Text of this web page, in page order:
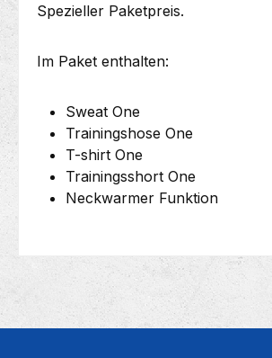
Spezieller Paketpreis.
Im Paket enthalten:
Sweat One
Trainingshose One
T-shirt One
Trainingsshort One
Neckwarmer Funktion